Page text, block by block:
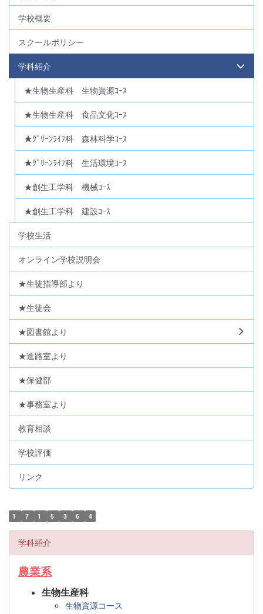
学校概要
スクールポリシー
学科紹介
★生物生産科 生物資源ｺｰｽ
★生物生産科 食品文化ｺｰｽ
★ｸﾞﾘｰﾝﾗｲﾌ科 森林科学ｺｰｽ
★ｸﾞﾘｰﾝﾗｲﾌ科 生活環境ｺｰｽ
★創生工学科 機械ｺｰｽ
★創生工学科 建設ｺｰｽ
学校生活
オンライン学校説明会
★生徒指導部より
★生徒会
★図書館より
★進路室より
★保健部
★事務室より
教育相談
学校評価
リンク
1 7 1 5 3 6 4
学科紹介
農業系
生物生産科
生物資源コース